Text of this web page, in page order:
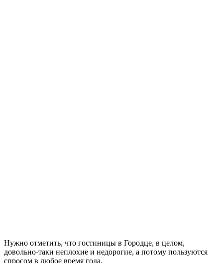
Нужно отметить, что гостиницы в Городце, в целом,
довольно-таки неплохие и недорогие, а потому пользуются
спросом в любое время года.